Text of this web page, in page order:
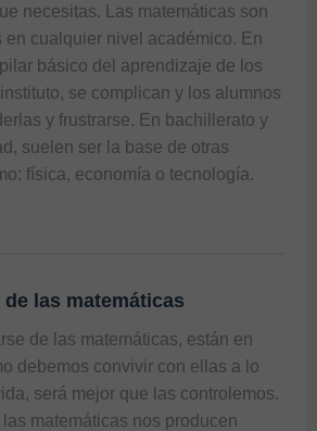
necesitas. Las matemáticas son
en cualquier nivel académico. En
básico del aprendizaje de los
se complican y los alumnos
y frustrarse. En bachillerato y
suelen ser la base de otras
física, economía o tecnología.
las matemáticas
de las matemáticas, están en
debemos convivir con ellas a lo
será mejor que las controlemos.
matemáticas nos producen